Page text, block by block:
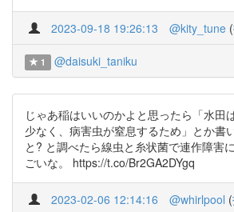
2023-09-18 19:26:13 @kity_tune (
1 @daisuki_taniku
じゃあ稲はいいのかよと思ったら「水田
少なく、病害虫が窒息するため」とか書
と? と調べたら線虫と糸状菌で連作障害
ごいな。 https://t.co/Br2GA2DYgq
2023-02-06 12:14:16 @whirlpool (